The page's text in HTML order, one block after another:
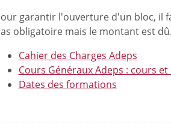
garantir l'ouverture d'un bloc, il
obligatoire mais le montant est
Cahier des Charges Adeps
Cours Généraux Adeps : cours
Dates des formations